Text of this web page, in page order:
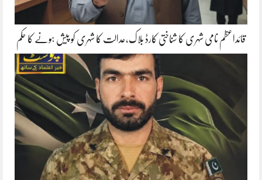
قائداعظم نامی شہری کا شناختی کارڈ بلاک،عدالت کا شہری کو پیش ہونے کا حکم